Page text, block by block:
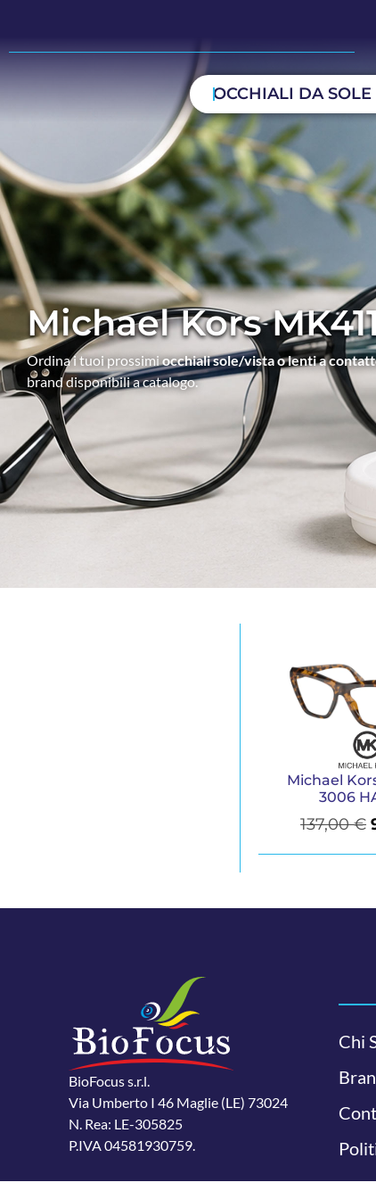
OCCHIALI DA SOLE
Michael Kors
Ordina i tuoi prossimiocchiali sole/vista o lenti a
brand disponibili a catalogo.
Michael
3006
137,00€
BioFocus s.r.l.
Via Umberto I 46 Maglie (LE) 73024
N. Rea: LE-305825
P.IVA 04581930759.
Chi